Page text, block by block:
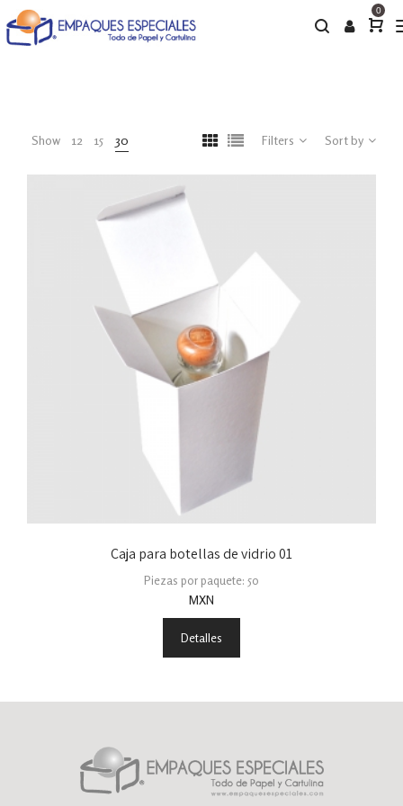
0
Show 12 15 30 Filters Sort by
Caja para botellas de vidrio 01
Piezas por paquete: 50
MXN
Detalles